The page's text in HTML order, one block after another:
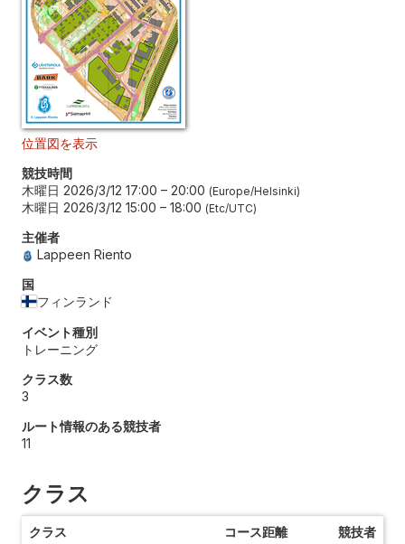
位置図を表示
競技時間
木曜日 2026/3/12 17:00 – 20:00 Europe/Helsinki
木曜日 2026/3/12 15:00 – 18:00 Etc/UTC
主催者
Lappeen Riento
国
フィンランド
イベント種別
トレーニング
クラス数
3
ルート情報のある競技者
11
クラス
クラス コース距離 競技者